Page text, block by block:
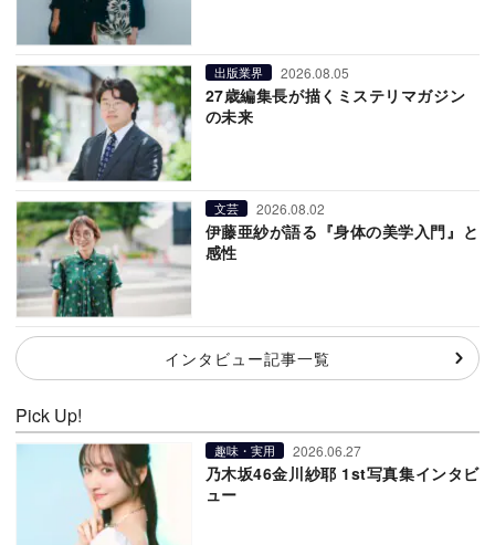
出版業界 2026.08.05
27歳編集長が描くミステリマガジン
の未来
文芸 2026.08.02
伊藤亜紗が語る『身体の美学入門』と
感性
インタビュー記事一覧
Pick Up!
趣味・実用 2026.06.27
乃木坂46金川紗耶 1st写真集インタビ
ュー